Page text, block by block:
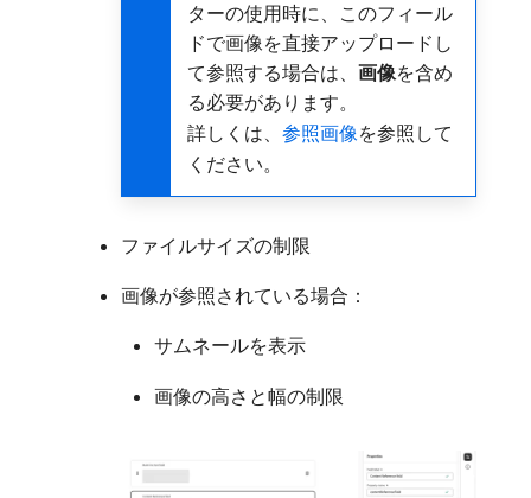
ターの使用時に、このフィール
ドで画像を直接アップロードし
て参照する場合は、 画像​を含め
る必要があります。
詳しくは、 参照画像を参照して
ください。
ファイルサイズの制限
画像が参照されている場合：
サムネールを表示
画像の高さと幅の制限